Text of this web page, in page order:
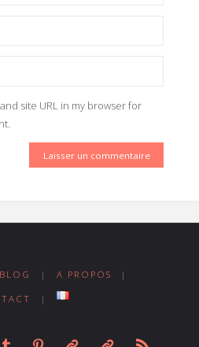
site URL in my browser for
BLOG | A PROPOS |
|